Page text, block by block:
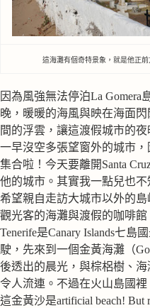
這海灘有個奇特景象，就是他正前
因為風強無法停泊La Gomera
晚，暖暖的海風與映在海面
間的浮雲，讓這渡假城市的夜
一早沒空多張望窗外的城市，
集合啦！今天要離開Santa
他的城市。其實我一點兒也
希望親自走訪大城市以外的
觀光客的海灘與渡假的咖啡館
Tenerife是Canary Islands七島
駛，先來到一個金黃海灘（
後透出的晨光，與棕梠樹、海
令人流連。不過在火山島國裡
這金黃沙是artificial beach! But